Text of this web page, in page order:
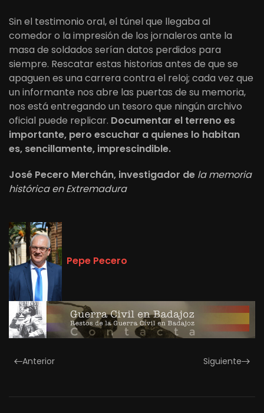
Sin el testimonio oral, el túnel que llegaba al
comedor o la impresión de los jornaleros ante la
masa de soldados serían datos perdidos para
siempre. Rescatar estas historias antes de que se
apaguen es una carrera contra el reloj; cada vez que
un informante nos abre las puertas de su memoria,
nos está entregando un tesoro que ningún archivo
oficial puede replicar. Documentar el terreno es
importante, pero escuchar a quienes lo habitan
es, sencillamente, imprescindible.
José Pecero Merchán, investigador de la memoria
histórica en Extremadura
Pepe Pecero
Anterior Siguiente